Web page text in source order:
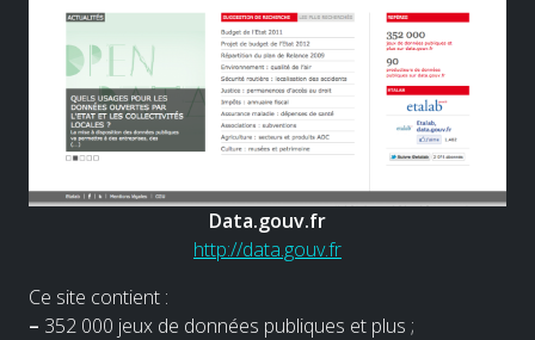
Data.gouv.fr
http://data.gouv.fr
Ce site contient :
– 352 000 jeux de données publiques et plus ;